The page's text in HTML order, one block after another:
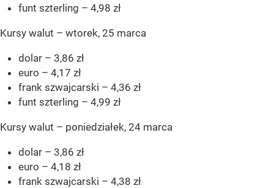
funt szterling – 4,98 zł
Kursy walut – wtorek, 25 marca
dolar – 3,86 zł
euro – 4,17 zł
frank szwajcarski – 4,36 zł
funt szterling – 4,99 zł
Kursy walut – poniedziałek, 24 marca
dolar – 3,86 zł
euro – 4,18 zł
frank szwajcarski – 4,38 zł